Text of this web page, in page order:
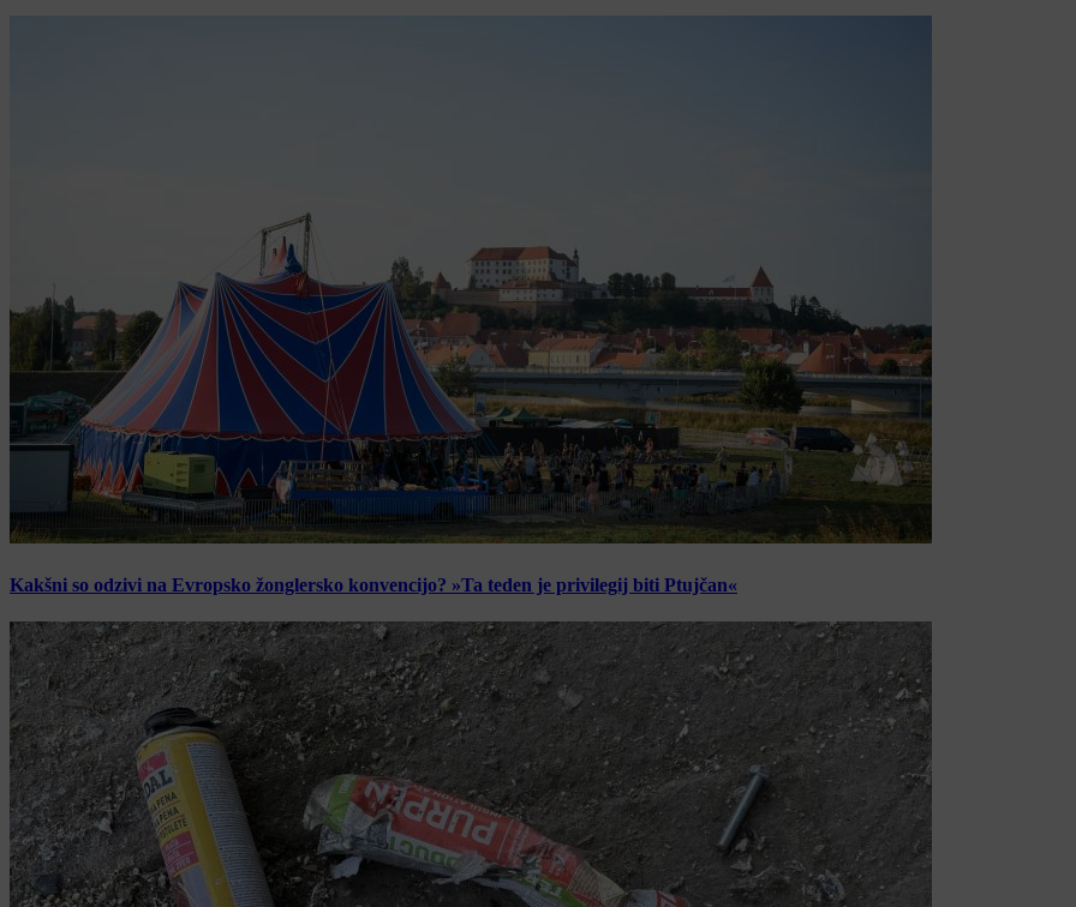
Kakšni so odzivi na Evropsko žonglersko konvencijo? »Ta teden je privilegij biti Ptujčan«